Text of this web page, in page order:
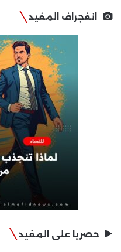
انفجراف المفيد
حصريا على المفيد